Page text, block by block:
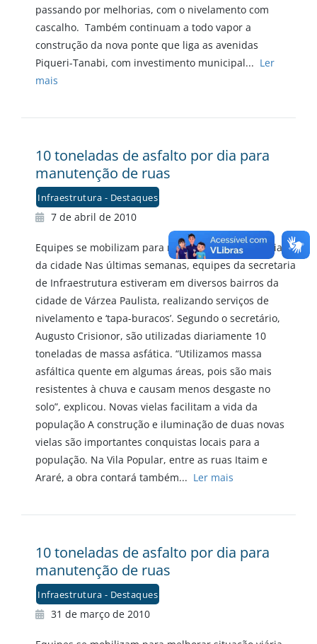
passando por melhorias, com o nivelamento com
cascalho. Também continuam a todo vapor a
construção da nova ponte que liga as avenidas
Piqueri-Tanabi, com investimento municipal... Ler
mais
10 toneladas de asfalto por dia para
manutenção de ruas
Infraestrutura - Destaques
7 de abril de 2010
Equipes se mobilizam para melhorar situação viária
da cidade Nas últimas semanas, equipes da secretaria
de Infraestrutura estiveram em diversos bairros da
cidade de Várzea Paulista, realizando serviços de
nivelamento e ‘tapa-buracos’. Segundo o secretário,
Augusto Crisionor, são utilizadas diariamente 10
toneladas de massa asfática. “Utilizamos massa
asfáltica quente em algumas áreas, pois são mais
resistentes à chuva e causam menos desgaste no
solo”, explicou. Novas vielas facilitam a vida da
população A construção e iluminação de duas novas
vielas são importantes conquistas locais para a
população. Na Vila Popular, entre as ruas Itaim e
Araré, a obra contará também... Ler mais
10 toneladas de asfalto por dia para
manutenção de ruas
Infraestrutura - Destaques
31 de março de 2010